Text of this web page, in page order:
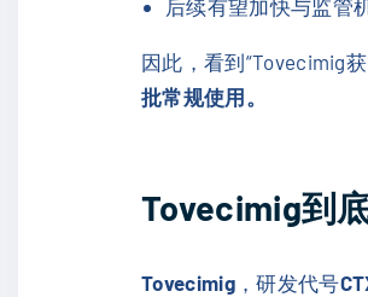
后续有望加快与监管
因此，看到“Tovecimig
批常规使用。
Tovecimig到
Tovecimig，研发代号